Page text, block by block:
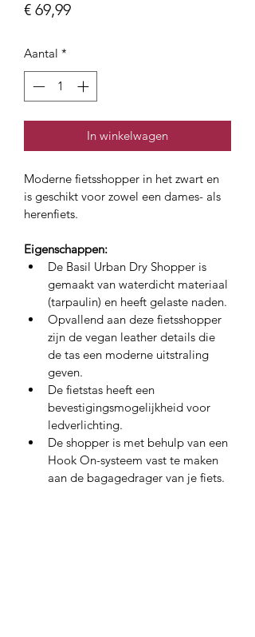
€ 69,99Prijs
Aantal *
In winkelwagen
Moderne fietsshopper in het zwart en
is geschikt voor zowel een dames- als
herenfiets.
Eigenschappen:
De Basil Urban Dry Shopper is
gemaakt van waterdicht materiaal
(tarpaulin) en heeft gelaste naden.
Opvallend aan deze fietsshopper
zijn de vegan leather details die
de tas een moderne uitstraling
geven.
De fietstas heeft een
bevestigingsmogelijkheid voor
ledverlichting.
De shopper is met behulp van een
Hook On-systeem vast te maken
aan de bagagedrager van je fiets.